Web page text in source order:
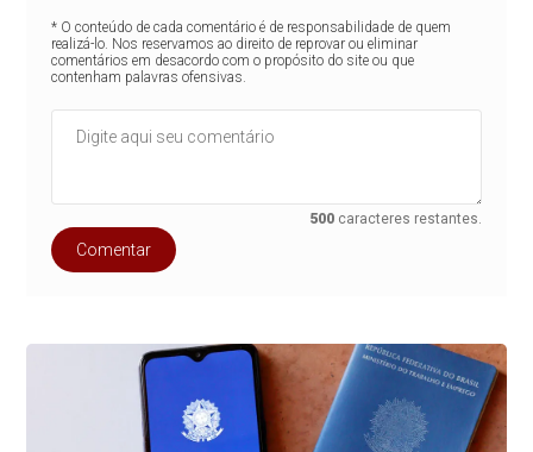
* O conteúdo de cada comentário é de responsabilidade de quem
realizá-lo. Nos reservamos ao direito de reprovar ou eliminar
comentários em desacordo com o propósito do site ou que
contenham palavras ofensivas.
500 caracteres restantes.
Comentar